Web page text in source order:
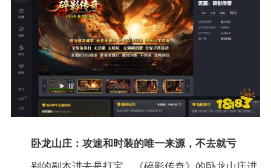
卧龙山庄：攻速和时装的唯一来源，不去就亏